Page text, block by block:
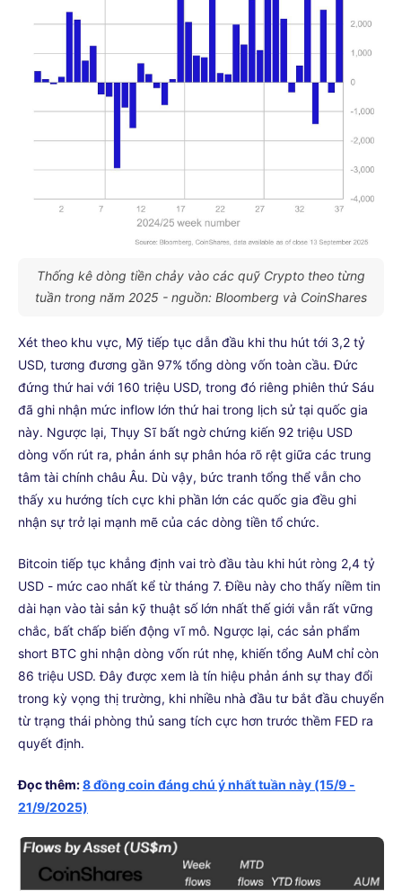
Thống kê dòng tiền chảy vào các quỹ Crypto theo từng
tuần trong năm 2025 - nguồn: Bloomberg và CoinShares
Xét theo khu vực, Mỹ tiếp tục dẫn đầu khi thu hút tới 3,2 tỷ
USD, tương đương gần 97% tổng dòng vốn toàn cầu. Đức
đứng thứ hai với 160 triệu USD, trong đó riêng phiên thứ Sáu
đã ghi nhận mức inflow lớn thứ hai trong lịch sử tại quốc gia
này. Ngược lại, Thụy Sĩ bất ngờ chứng kiến 92 triệu USD
dòng vốn rút ra, phản ánh sự phân hóa rõ rệt giữa các trung
tâm tài chính châu Âu. Dù vậy, bức tranh tổng thể vẫn cho
thấy xu hướng tích cực khi phần lớn các quốc gia đều ghi
nhận sự trở lại mạnh mẽ của các dòng tiền tổ chức.
Bitcoin tiếp tục khẳng định vai trò đầu tàu khi hút ròng 2,4 tỷ
USD - mức cao nhất kể từ tháng 7. Điều này cho thấy niềm tin
dài hạn vào tài sản kỹ thuật số lớn nhất thế giới vẫn rất vững
chắc, bất chấp biến động vĩ mô. Ngược lại, các sản phẩm
short BTC ghi nhận dòng vốn rút nhẹ, khiến tổng AuM chỉ còn
86 triệu USD. Đây được xem là tín hiệu phản ánh sự thay đổi
trong kỳ vọng thị trường, khi nhiều nhà đầu tư bắt đầu chuyển
từ trạng thái phòng thủ sang tích cực hơn trước thềm FED ra
quyết định.
Đọc thêm:8 đồng coin đáng chú ý nhất tuần này (15/9 -
21/9/2025)